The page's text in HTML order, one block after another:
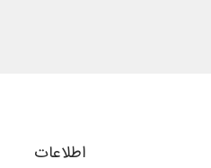
اطلاعات